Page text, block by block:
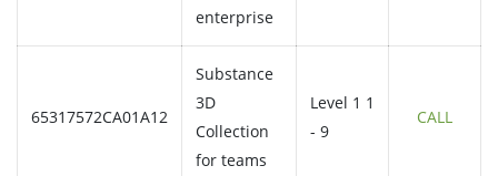
enterprise
65317572CA01A12
Substance
3D
Collection
for teams
Level 1 1
- 9
CALL